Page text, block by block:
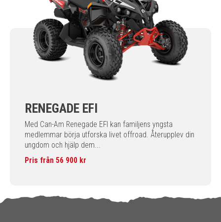
RENEGADE EFI
Med Can-Am Renegade EFI kan familjens yngsta
medlemmar börja utforska livet offroad. Återupplev din
ungdom och hjälp dem...
Pris från 56 900 kr